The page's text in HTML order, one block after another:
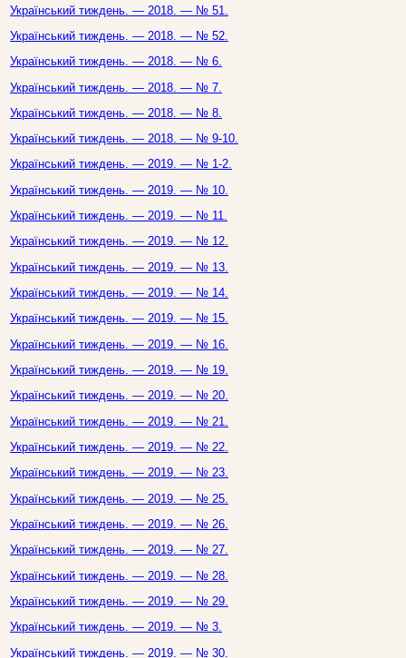
Український тиждень. — 2018. — № 51.
Український тиждень. — 2018. — № 52.
Український тиждень. — 2018. — № 6.
Український тиждень. — 2018. — № 7.
Український тиждень. — 2018. — № 8.
Український тиждень. — 2018. — № 9-10.
Український тиждень. — 2019. — № 1-2.
Український тиждень. — 2019. — № 10.
Український тиждень. — 2019. — № 11.
Український тиждень. — 2019. — № 12.
Український тиждень. — 2019. — № 13.
Український тиждень. — 2019. — № 14.
Український тиждень. — 2019. — № 15.
Український тиждень. — 2019. — № 16.
Український тиждень. — 2019. — № 19.
Український тиждень. — 2019. — № 20.
Український тиждень. — 2019. — № 21.
Український тиждень. — 2019. — № 22.
Український тиждень. — 2019. — № 23.
Український тиждень. — 2019. — № 25.
Український тиждень. — 2019. — № 26.
Український тиждень. — 2019. — № 27.
Український тиждень. — 2019. — № 28.
Український тиждень. — 2019. — № 29.
Український тиждень. — 2019. — № 3.
Український тиждень. — 2019. — № 30.